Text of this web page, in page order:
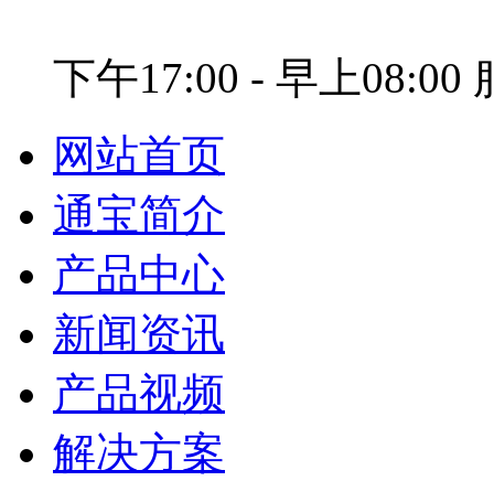
下午17:00 - 早上08:00
网站首页
通宝简介
产品中心
新闻资讯
产品视频
解决方案